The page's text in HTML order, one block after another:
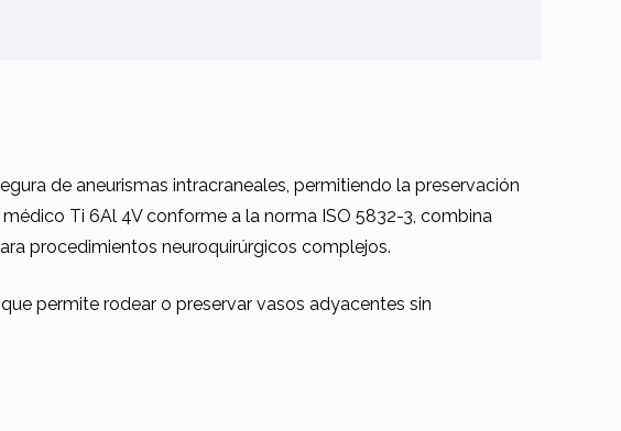
de aneurismas intracraneales, permitiendo la preservación
Ti 6Al 4V conforme a la norma ISO 5832-3, combina
procedimientos neuroquirúrgicos complejos.
permite rodear o preservar vasos adyacentes sin